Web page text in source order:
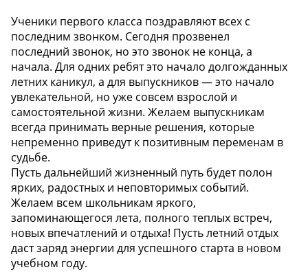
Ученики первого класса поздравляют всех с
последним звонком. Сегодня прозвенел
последний звонок, но это звонок не конца, а
начала. Для одних ребят это начало долгожданных
летних каникул, а для выпускников — это начало
увлекательной, но уже совсем взрослой и
самостоятельной жизни. Желаем выпускникам
всегда принимать верные решения, которые
непременно приведут к позитивным переменам в
судьбе.
Пусть дальнейший жизненный путь будет полон
ярких, радостных и неповторимых событий.
Желаем всем школьникам яркого,
запоминающегося лета, полного теплых встреч,
новых впечатлений и отдыха! Пусть летний отдых
даст заряд энергии для успешного старта в новом
учебном году.